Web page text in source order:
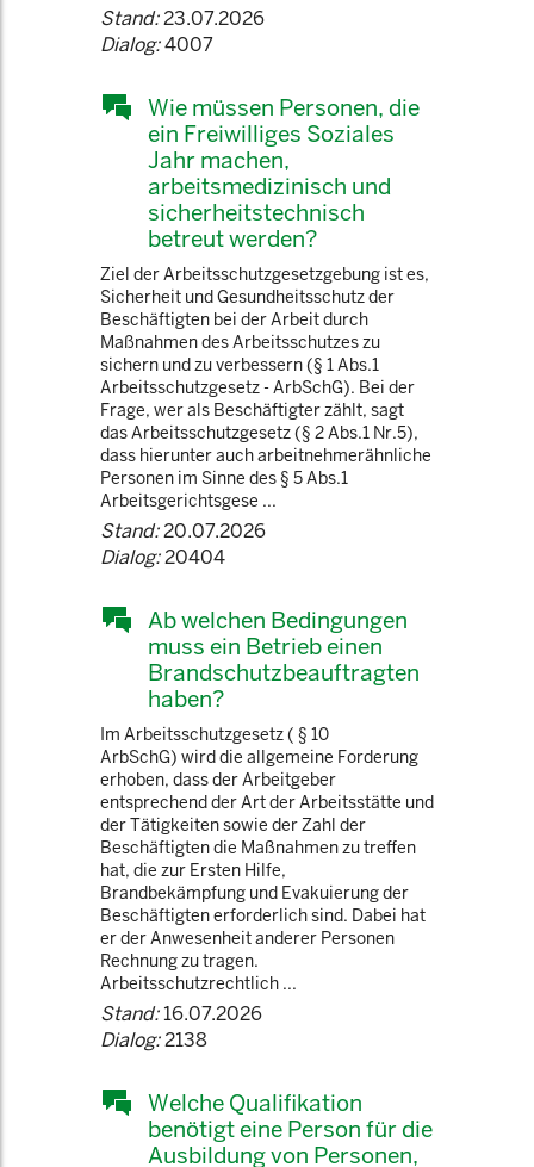
Stand:23.07.2026
Dialog:4007
Wie müssen Personen, die
ein Freiwilliges Soziales
Jahr machen,
arbeitsmedizinisch und
sicherheitstechnisch
betreut werden?
Ziel der Arbeitsschutzgesetzgebung ist es,
Sicherheit und Gesundheitsschutz der
Beschäftigten bei der Arbeit durch
Maßnahmen des Arbeitsschutzes zu
sichern und zu verbessern (§ 1 Abs.1
Arbeitsschutzgesetz - ArbSchG). Bei der
Frage, wer als Beschäftigter zählt, sagt
das Arbeitsschutzgesetz (§ 2 Abs.1 Nr.5),
dass hierunter auch arbeitnehmerähnliche
Personen im Sinne des § 5 Abs.1
Arbeitsgerichtsgese ...
Stand:20.07.2026
Dialog:20404
Ab welchen Bedingungen
muss ein Betrieb einen
Brandschutzbeauftragten
haben?
Im Arbeitsschutzgesetz ( § 10
ArbSchG) wird die allgemeine Forderung
erhoben, dass der Arbeitgeber
entsprechend der Art der Arbeitsstätte und
der Tätigkeiten sowie der Zahl der
Beschäftigten die Maßnahmen zu treffen
hat, die zur Ersten Hilfe,
Brandbekämpfung und Evakuierung der
Beschäftigten erforderlich sind. Dabei hat
er der Anwesenheit anderer Personen
Rechnung zu tragen.
Arbeitsschutzrechtlich ...
Stand:16.07.2026
Dialog:2138
Welche Qualifikation
benötigt eine Person für die
Ausbildung von Personen,